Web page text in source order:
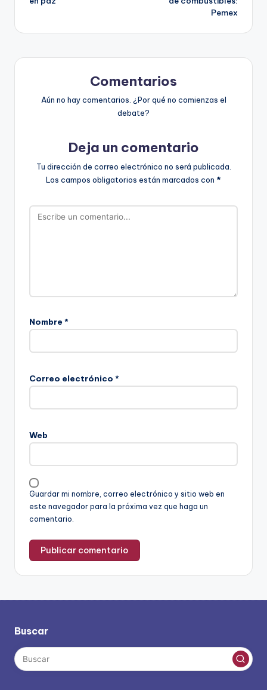
Pemex
Comentarios
Aún no hay comentarios. ¿Por qué no comienzas el
debate?
Deja un comentario
Tu dirección de correo electrónico no será publicada.
Los campos obligatorios están marcados con *
Nombre *
Correo electrónico *
Web
Guardar mi nombre, correo electrónico y sitio web en
este navegador para la próxima vez que haga un
comentario.
Buscar